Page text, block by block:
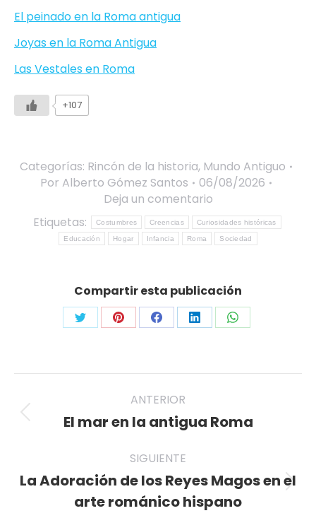
El peinado en la Roma antigua
Joyas en la Roma Antigua
Las Vestales en Roma
+107
Categorías: Rincón de la historia, Mundo Antiguo
Por Alberto Gómez Santos
06/08/2026
Deja un comentario
Etiquetas:
Costumbres Creencias Curiosidades históricas
Educación Hogar Infancia Roma Sociedad
Compartir esta publicación
Share
Twitter
Share
Pinterest
Share
Facebook
Share
LinkedIn
Share
WhatsApp
Navegación
entre
publicaciones
ANTERIOR
Publicación
El mar en la antigua Roma
SIGUIENTE
Publicación
siguiente:
La Adoración de los Reyes Magos en el
arte románico hispano